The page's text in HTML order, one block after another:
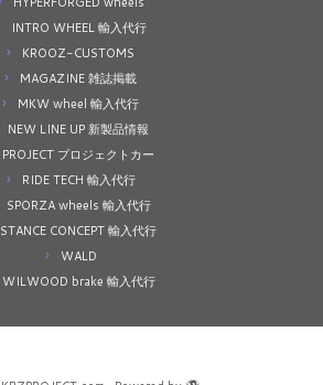
INTRO WHEEL 輸入代行
KROOZ-CUSTOMS
MAGAZINE 雑誌掲載
MKW wheel 輸入代行
NEW LINE UP 新製品情報
PROJECT プロジェクトカー
RIDE TECH 輸入代行
SPORZA wheels 輸入代行
STANCE CONCEPT 輸入代行
WALD
WILWOOD brake 輸入代行